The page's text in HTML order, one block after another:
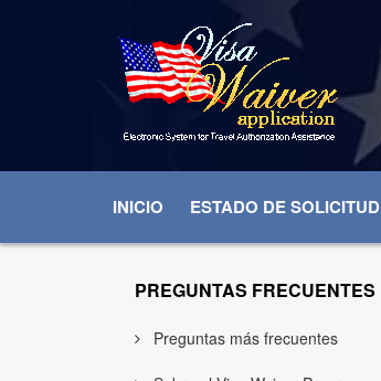
INICIO ESTADO DE SOLICITUD
PREGUNTAS FRECUENTES
Preguntas más frecuentes